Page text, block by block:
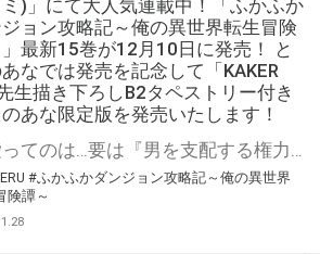
)」にて大人気連載中！「ふかふか
ョン攻略記～俺の異世界転生冒険
最新15巻が12月10日に発売！ と
なでは発売を記念して「KAKER
生描き下ろしB2タペストリー付き
のあな限定版を発売いたします！
#ふかふかダンジョン攻略記～俺の異世界
険譚～